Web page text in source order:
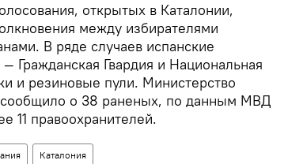
открытых в Каталонии,
между избирателями
В ряде случаев испанские
Гражданская Гвардия и Национальная
и резиновые пули. Министерство
сообщило о 38 раненых, по данным МВД
11 правоохранителей.
Каталония